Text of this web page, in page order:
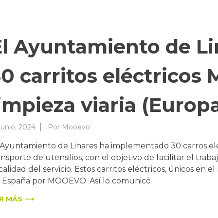
Ayuntamiento de
carritos eléctricos
viaria
2024 Por Mooevo
de Linares ha implementado 30 carros
de utensilios, con el objetivo de facilitar el
del servicio. Estos carritos eléctricos, únicos en
por MOOEVO. Así lo comunicó
MÁS ⟶